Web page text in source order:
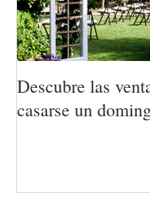
Descubre las
casarse un